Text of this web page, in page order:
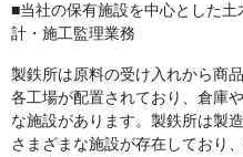
■当社の保有施設を中心とした
計・施工監理業務
製鉄所は原料の受け入れから商
各工場が配置されており、倉庫
な施設があります。製鉄所は製
さまざまな施設が存在しており